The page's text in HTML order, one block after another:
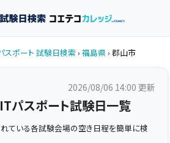
スポート 試験日検索 › 福島県 › 郡山市
2026/08/06 14:00 更新
パスポート試験日一覧
ている各試験会場の空き日程を簡単に検